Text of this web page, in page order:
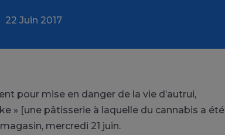
22 Juin 2017
pour mise en danger de la vie d’autrui,
» [une pâtisserie à laquelle du cannabis a été
mercredi 21 juin.